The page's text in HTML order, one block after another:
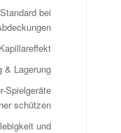
bei
& Lagerung
Spielgeräte
schützen
und